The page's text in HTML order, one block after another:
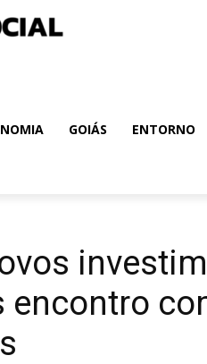
GOIÁS ENTORNO
encontro